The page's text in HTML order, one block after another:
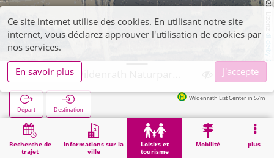
2021, Lizenz
dl-de/by-2-0
Recherche de
trajet
Informations sur la
ville
Loisirs et
tourisme
Mobilité plus
Départ Destination
Wildenrath List Center in 57m
Démarrage Loisirs et tourisme Wegberg, Wildenrath Naturparkzentrum
Ce site internet utilise des cookies. En utilisant notre site
internet, vous déclarez approuver l'utilisation de cookies par
nos services.
En savoir plus
J'accepte